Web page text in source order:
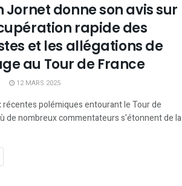
Jornet donne son avis sur
rapide des
et les allégations de
au Tour de France
12 MARS 2025
récentes polémiques entourant le Tour de
de nombreux commentateurs s'étonnent de la